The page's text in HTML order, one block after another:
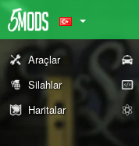
Araçlar
Silahlar
Haritalar